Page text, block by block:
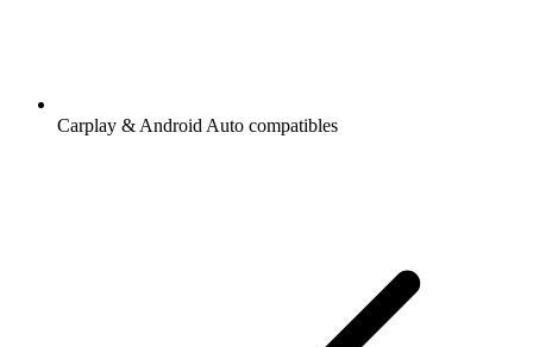
Carplay & Android Auto compatibles